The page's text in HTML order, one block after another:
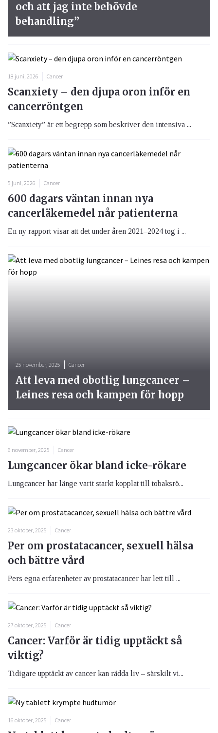
18 juni, 2026 Cancer
Scanxiety – den djupa oron inför en
cancerröntgen
”Scanxiety” är ett begrepp som beskriver den intensiva ...
5 juni, 2026 Cancer
600 dagars väntan innan nya
cancerläkemedel når patienterna
En ny rapport visar att det under åren 2021–2024 tog i ...
och att jag inte behövde
behandling”
25 november, 2025 Cancer
Att leva med obotlig lungcancer –
Leines resa och kampen för hopp
6 november, 2025 Cancer
Lungcancer ökar bland icke-rökare
Lungcancer har länge varit starkt kopplat till tobaksrö...
23 oktober, 2025 Cancer
Per om prostatacancer, sexuell hälsa
och bättre vård
Pers egna erfarenheter av prostatacancer har lett till ...
27 oktober, 2025 Cancer
Cancer: Varför är tidig upptäckt så
viktig?
Tidigare upptäckt av cancer kan rädda liv – särskilt vi...
16 oktober, 2025 Cancer